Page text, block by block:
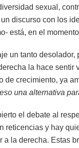
sexual,
discurso con los
está, en el
un tanto
la hace
de crecimiento, ya
una alternativa
el debate al
reticencias y hay
a la derecha. Estas